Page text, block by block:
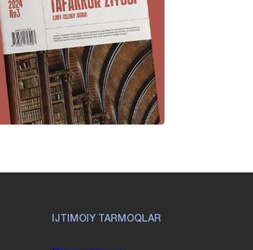
IJTIMOIY TARMOQLAR